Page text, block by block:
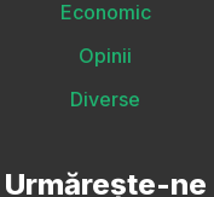
Economic
Opinii
Diverse
Urmărește-ne